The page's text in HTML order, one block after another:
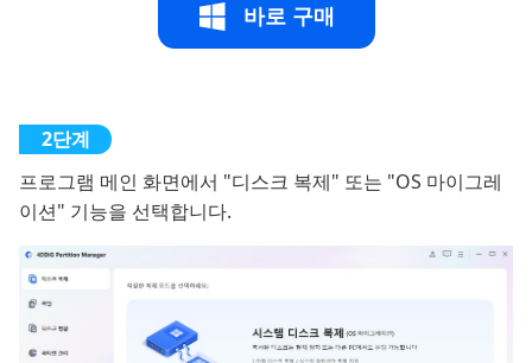
바로 구매
프로그램 메인 화면에서 "디스크 복제" 또는 "OS 마이그레
이션" 기능을 선택합니다.